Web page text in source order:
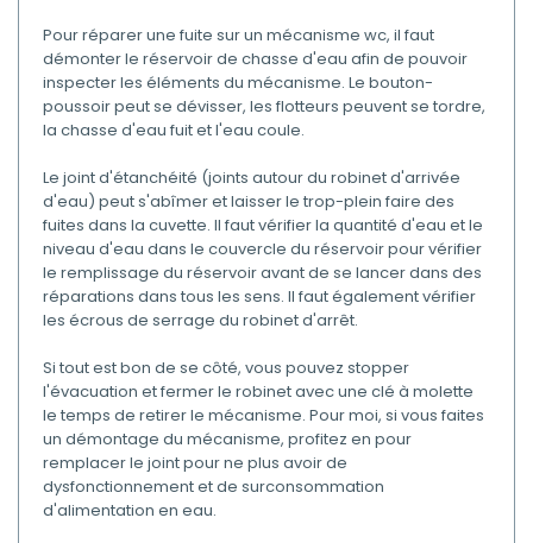
Pour réparer une fuite sur un mécanisme wc, il faut
démonter le réservoir de chasse d'eau afin de pouvoir
inspecter les éléments du mécanisme. Le bouton-
poussoir peut se dévisser, les flotteurs peuvent se tordre,
la chasse d'eau fuit et l'eau coule.
Le joint d'étanchéité (joints autour du robinet d'arrivée
d'eau) peut s'abîmer et laisser le trop-plein faire des
fuites dans la cuvette. Il faut vérifier la quantité d'eau et le
niveau d'eau dans le couvercle du réservoir pour vérifier
le remplissage du réservoir avant de se lancer dans des
réparations dans tous les sens. Il faut également vérifier
les écrous de serrage du robinet d'arrêt.
Si tout est bon de se côté, vous pouvez stopper
l'évacuation et fermer le robinet avec une clé à molette
le temps de retirer le mécanisme. Pour moi, si vous faites
un démontage du mécanisme, profitez en pour
remplacer le joint pour ne plus avoir de
dysfonctionnement et de surconsommation
d'alimentation en eau.